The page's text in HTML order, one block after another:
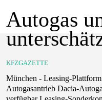
Autogas
KFZGAZETTE
München - Leasing-Plattform ADAC Fahrzeugwelt und Dacia kooperieren in puncto
Autogasantrieb Dacia-Autogasmodelle Jogger, Duster, Sandero und Sandero Stepway